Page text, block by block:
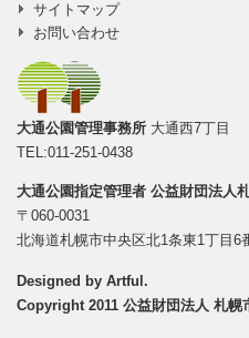
サイトマップ
お問い合わせ
大通公園管理事務所 大通西7丁目
TEL:011-251-0438
大通公園指定管理者 公益財団法人
〒060-0031
北海道札幌市中央区北1条東1丁目6
Designed by Artful .
Copyright 2011 公益財団法人 札